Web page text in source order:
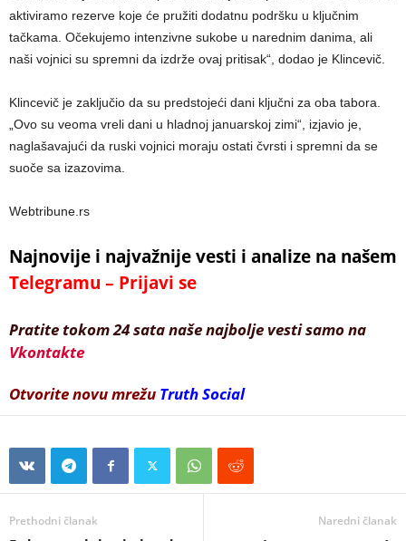
aktiviramo rezerve koje će pružiti dodatnu podršku u ključnim
tačkama. Očekujemo intenzivne sukobe u narednim danima, ali
naši vojnici su spremni da izdrže ovaj pritisak“, dodao je Klincevič.
Klincevič je zaključio da su predstojeći dani ključni za oba tabora.
„Ovo su veoma vreli dani u hladnoj januarskoj zimi“, izjavio je,
naglašavajući da ruski vojnici moraju ostati čvrsti i spremni da se
suoče sa izazovima.
Webtribune.rs
Najnovije i najvažnije vesti i analize na našem
Telegramu – Prijavi se
Pratite tokom 24 sata naše najbolje vesti samo na
Vkontakte
Otvorite novu mrežu Truth Social
Prethodni članak Naredni članak